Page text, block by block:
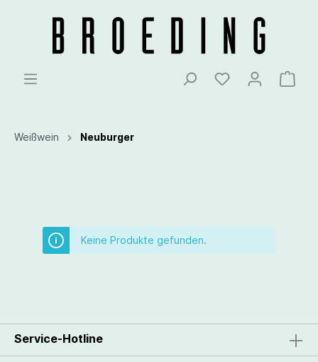
Weißwein Neuburger
Keine Produkte gefunden.
Service-Hotline